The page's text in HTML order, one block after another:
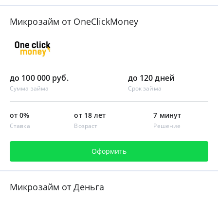
Микрозайм от OneClickMoney
до 100 000 руб.
Сумма займа
до 120 дней
Срок займа
от 0%
Ставка
от 18 лет
Возраст
7 минут
Решение
Оформить
Микрозайм от Деньга